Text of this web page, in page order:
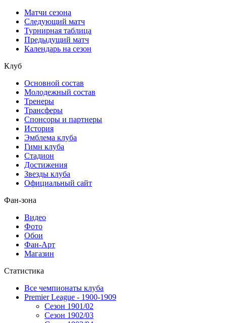
Матчи сезона
Следующий матч
Турнирная таблица
Предыдущий матч
Календарь на сезон
Клуб
Основной состав
Молодежный состав
Тренеры
Трансферы
Спонсоры и партнеры
История
Эмблема клуба
Гимн клуба
Стадион
Достижения
Звезды клуба
Официальный сайт
Фан-зона
Видео
Фото
Обои
Фан-Арт
Магазин
Статистика
Все чемпионаты клуба
Premier League - 1900-1909
Сезон 1901/02
Сезон 1902/03